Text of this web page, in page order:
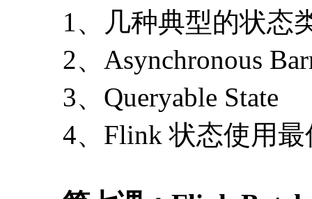
1、几种典型的状态
2、Asynchronous
3、Queryable State
4、Flink 状态使用